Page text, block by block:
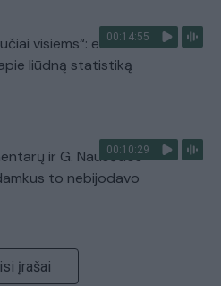
00:14:55
visiems“: ekonomistas
liūdną statistiką
00:10:29
ir G. Nausėdos
to nebijodavo
įrašai